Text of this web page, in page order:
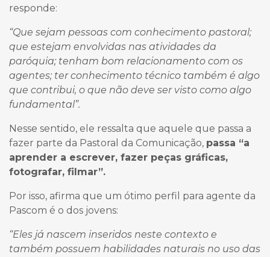
responde:
“Que sejam pessoas com conhecimento pastoral;
que estejam envolvidas nas atividades da
paróquia; tenham bom relacionamento com os
agentes; ter conhecimento técnico também é algo
que contribui, o que não deve ser visto como algo
fundamental”.
Nesse sentido, ele ressalta que aquele que passa a
fazer parte da Pastoral da Comunicação, passa “a
aprender a escrever, fazer peças gráficas,
fotografar, filmar”.
Por isso, afirma que um ótimo perfil para agente da
Pascom é o dos jovens:
“Eles já nascem inseridos neste contexto e
também possuem habilidades naturais no uso das